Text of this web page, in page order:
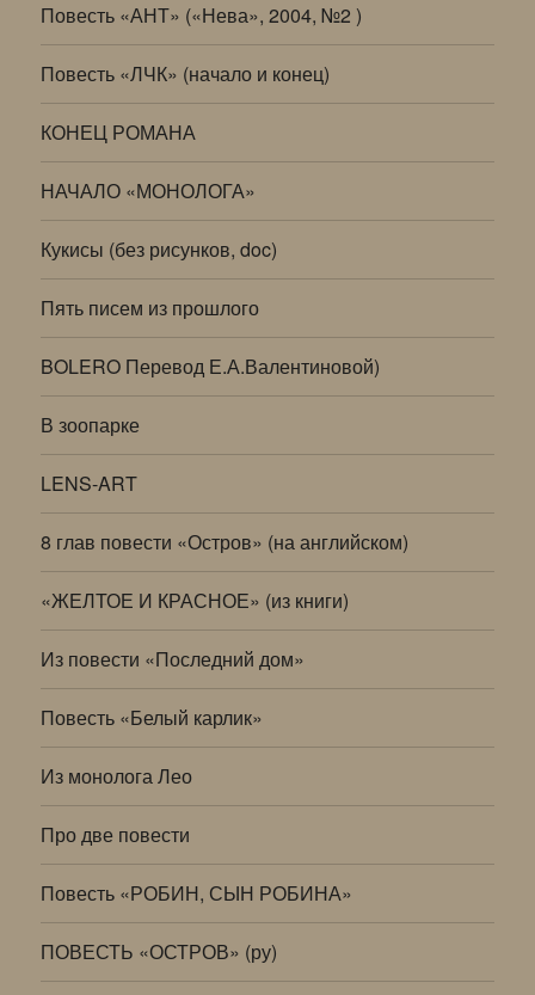
Повесть «АНТ» («Нева», 2004, №2 )
Повесть «ЛЧК» (начало и конец)
КОНЕЦ РОМАНА
НАЧАЛО «МОНОЛОГА»
Кукисы (без рисунков, doc)
Пять писем из прошлого
BOLERO Перевод Е.А.Валентиновой)
В зоопарке
LENS-ART
8 глав повести «Остров» (на английском)
«ЖЕЛТОЕ И КРАСНОЕ» (из книги)
Из повести «Последний дом»
Повесть «Белый карлик»
Из монолога Лео
Про две повести
Повесть «РОБИН, СЫН РОБИНА»
ПОВЕСТЬ «ОСТРОВ» (ру)